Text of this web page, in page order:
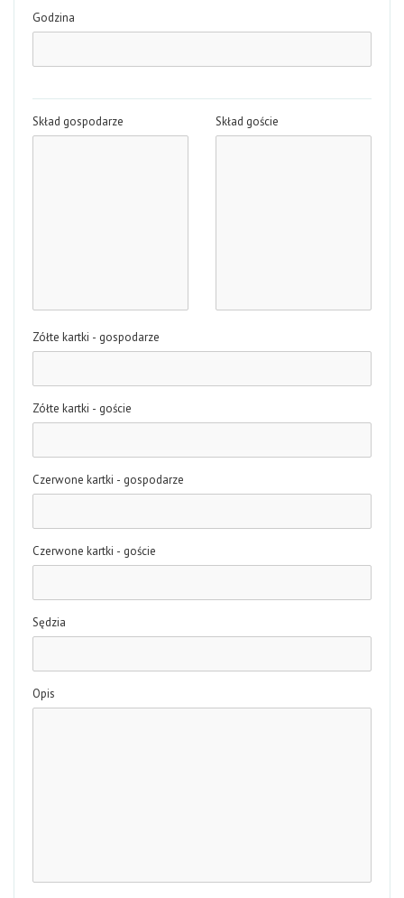
Godzina
Skład gospodarze Skład goście
Zółte kartki - gospodarze
Zółte kartki - goście
Czerwone kartki - gospodarze
Czerwone kartki - goście
Sędzia
Opis